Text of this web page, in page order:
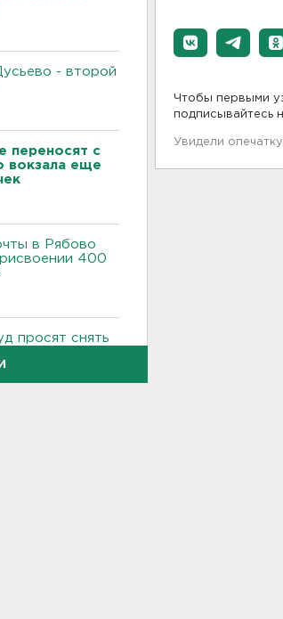
- второй
переносят с
вокзала еще
в Рябово
400
просят снять
Чтобы первыми
подписывайтесь
Увидели